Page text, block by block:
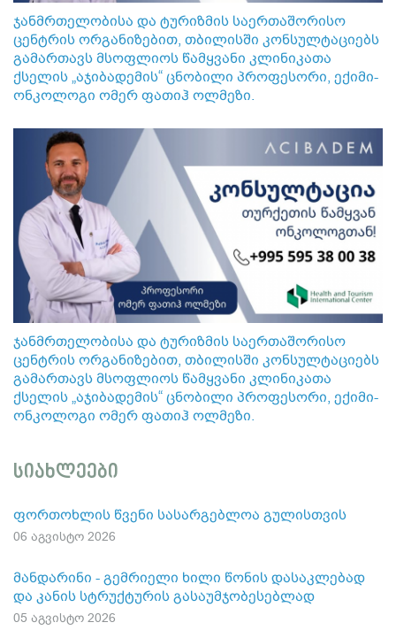
ჯანმრთელობისა და ტურიზმის საერთაშორისო
ცენტრის ორგანიზებით, თბილისში კონსულტაციებს
გამართავს მსოფლიოს წამყვანი კლინიკათა
ქსელის „აჯიბადემის“ ცნობილი პროფესორი, ექიმი-
ონკოლოგი ომერ ფათიჰ ოლმეზი.
ჯანმრთელობისა და ტურიზმის საერთაშორისო
ცენტრის ორგანიზებით, თბილისში კონსულტაციებს
გამართავს მსოფლიოს წამყვანი კლინიკათა
ქსელის „აჯიბადემის“ ცნობილი პროფესორი, ექიმი-
ონკოლოგი ომერ ფათიჰ ოლმეზი.
სიახლეები
ფორთოხლის წვენი სასარგებლოა გულისთვის
06 აგვისტო 2026
მანდარინი - გემრიელი ხილი წონის დასაკლებად
და კანის სტრუქტურის გასაუმჯობესებლად
05 აგვისტო 2026